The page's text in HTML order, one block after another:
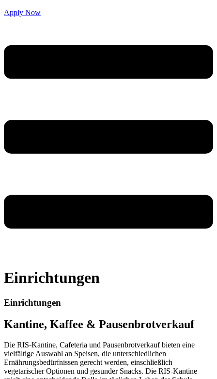
Apply Now
Einrichtungen
Einrichtungen
Kantine, Kaffee & Pausenbrotverkauf
Die RIS-Kantine, Cafeteria und Pausenbrotverkauf bieten eine
vielfältige Auswahl an Speisen, die unterschiedlichen
Ernährungsbedürfnissen gerecht werden, einschließlich
vegetarischer Optionen und gesunder Snacks. Die RIS-Kantine